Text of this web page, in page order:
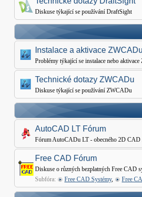
Diskuse týkající se používání DraftSight
Instalace a aktivace ZWCADu
Problémy týkající se instalace nebo
Technické dotazy ZWCADu
Diskuse týkající se používání ZWCADu
AutoCAD LT Fórum
Fórum AutoCADu LT - obecného 2D CAD
Free CAD Fórum
Diskuse o různých bezplatných Free CAD
Subfóra:
Free CAD Systémy, Free